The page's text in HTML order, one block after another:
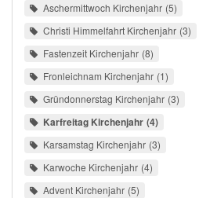
Aschermittwoch Kirchenjahr 5
Christi Himmelfahrt Kirchenjahr 3
Fastenzeit Kirchenjahr 8
Fronleichnam Kirchenjahr 1
Gründonnerstag Kirchenjahr 3
Karfreitag Kirchenjahr 4
Karsamstag Kirchenjahr 3
Karwoche Kirchenjahr 4
Advent Kirchenjahr 5